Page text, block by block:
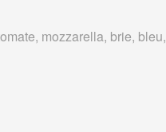
mozzarella, brie, bleu,